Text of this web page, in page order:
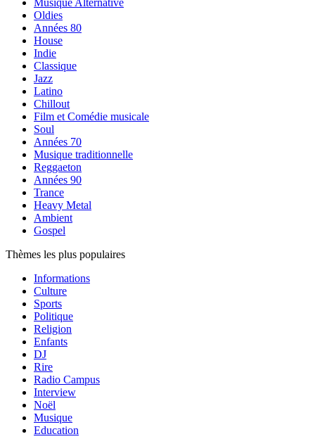
Musique Alternative
Oldies
Années 80
House
Indie
Classique
Jazz
Latino
Chillout
Film et Comédie musicale
Soul
Années 70
Musique traditionnelle
Reggaeton
Années 90
Trance
Heavy Metal
Ambient
Gospel
Thèmes les plus populaires
Informations
Culture
Sports
Politique
Religion
Enfants
DJ
Rire
Radio Campus
Interview
Noël
Musique
Education